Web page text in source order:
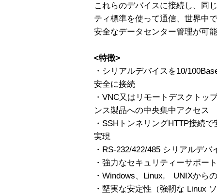
これらのデバイスに接続し、同
ティ標準を使って通信、世界中
安全なデータセンター管理が可
<特徴>
・シリアルデバイスを10/
安全に接続
・VNC又はリモートデスクトッ
ンス製品への中央集中アクセス
・SSHトンネリングHTTP接続
実現
・RS-232/422/485 シリアルデ
・強力なセキュリティーサポー
・Windows、Linux, UNIXから
・堅実な安定性（強靭な Linux